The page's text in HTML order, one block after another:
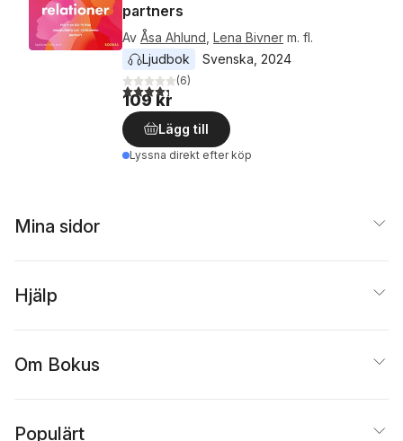
partners
Av Åsa Ahlund Lena Bivner m. fl.
Ljudbok
Svenska 2024
4,3utav 5 stjärnor. Totalt antal röster:
(6)
109 kr
Lägg till
Lyssna direkt efter köp
Mina sidor
Hjälp
Om Bokus
Populärt